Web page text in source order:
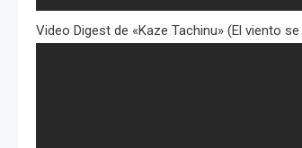
Video Digest de «Kaze Tachinu» (El viento